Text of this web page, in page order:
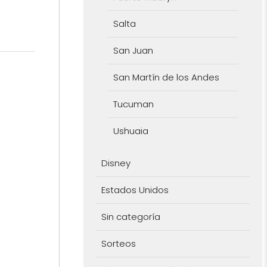
Salta
San Juan
San Martín de los Andes
Tucuman
Ushuaia
Disney
Estados Unidos
Sin categoría
Sorteos